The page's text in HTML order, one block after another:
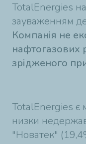
TotalEnergies
зауваженням
Компанія не
нафтогазових
зрідженого
TotalEnergies є
низки
"Новатек"